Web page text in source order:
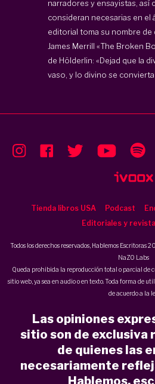
narradores y ensayistas, así
consideran necesarias en el
editorial toma su nombre
James Merrill «The Broken
de Hölderlin: «Dejad que la
vaso, y lo divino se convierta
Tienda libros USA Podcast
Editoriales y
Todos los derechos reservados, Hablemos Escritoras
NaZO Labs
Queda prohibida la reproducción total o parcial de
sitio web, ya sea en audio o en texto. Toda forma de
de acuerdo a la
Las opiniones
sitio son de exclusiva
de quienes las
necesariamente
Hablemos,